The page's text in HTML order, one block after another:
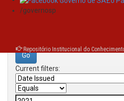
/governosp
Repositório Institucional do
Search:
Current filters: